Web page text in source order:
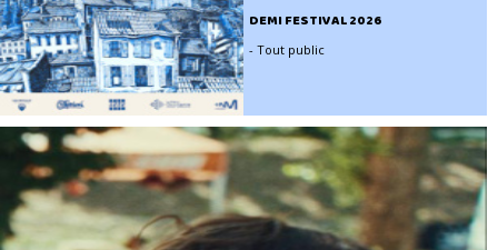
DEMI FESTIVAL 2026
- Tout public